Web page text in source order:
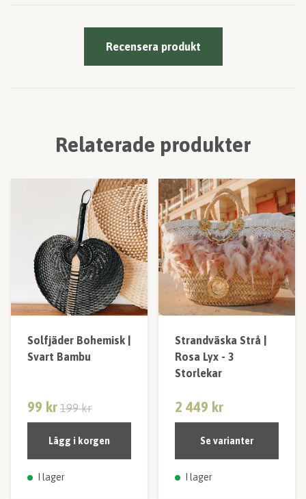
Recensera produkt
Relaterade produkter
Solfjäder Bohemisk |
Svart Bambu
99 kr 199 kr
Lägg i korgen
I lager
Strandväska Strå |
Rosa Lyx - 3
Storlekar
2 449 kr
Se varianter
I lager